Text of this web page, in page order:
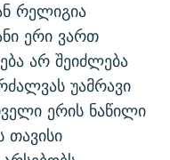
რელიგია
ერი ვართ
არ შეიძლება
უამრავი
ერის ნაწილი
თავისი